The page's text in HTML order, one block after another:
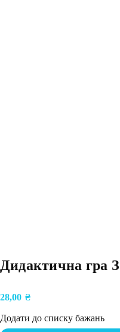
Дидактична гра
28,00 ₴
Додати до списку бажань